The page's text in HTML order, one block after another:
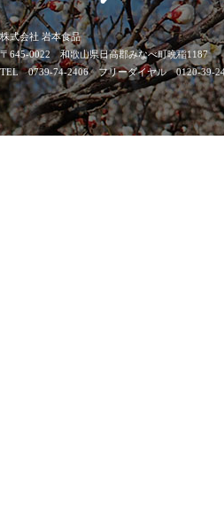
株式会社 岩本食品
〒645-0022 和歌山県日高郡みなべ町晩稲1187
TEL 0739-74-2406 フリーダイヤル 0120-39-